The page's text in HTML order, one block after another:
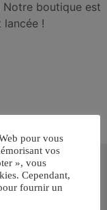
Notre boutique est
!
pour
gratuit !
chien ou chat
pour vous
vos
», vous
Cependant,
fournir un